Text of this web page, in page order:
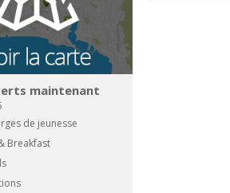
maintenant
de jeunesse
Breakfast